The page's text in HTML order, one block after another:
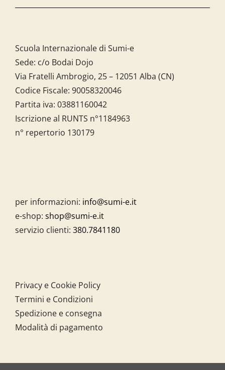
Scuola Internazionale di Sumi-e
Sede: c/o Bodai Dojo
Via Fratelli Ambrogio, 25 – 12051 Alba (CN)
Codice Fiscale: 90058320046
Partita iva: 03881160042
Iscrizione al RUNTS n°1184963
n° repertorio 130179
per informazioni: info@sumi-e.it
e-shop: shop@sumi-e.it
servizio clienti: 380.7841180
Privacy e Cookie Policy
Termini e Condizioni
Spedizione e consegna
Modalità di pagamento